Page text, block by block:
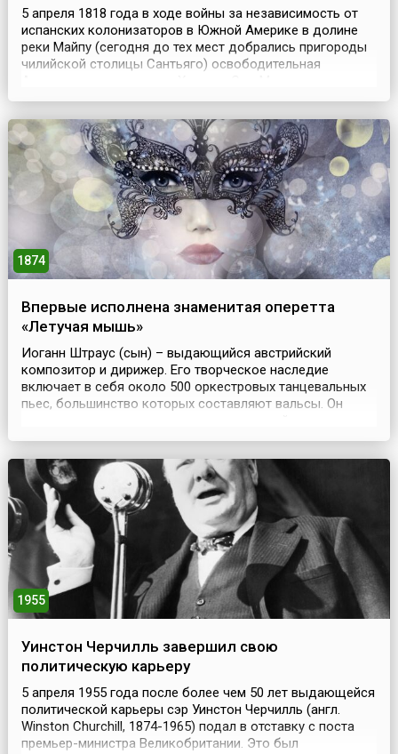
5 апреля 1818 года в ходе войны за независимость от
испанских колонизаторов в Южной Америке в долине
реки Майпу (сегодня до тех мест добрались пригороды
чилийской столицы Сантьяго) освободительная
разгромила испанцев во главе с генералом Мариано
последняя крупная битва в войне за независимость
Чили. ...
1874
Впервые исполнена знаменитая оперетта
«Летучая мышь»
Иоганн Штраус (сын) – выдающийся австрийский
композитор и дирижер. Его творческое наследие
включает в себя около 500 оркестровых танцевальных
пьес, большинство которых составляют вальсы. Он
«Рыцарь Пазман» и балета «Золушка».Штраус-сын
классического венского вальса, но также он получил
известность ...
1955
Уинстон Черчилль завершил свою
политическую карьеру
5 апреля 1955 года после более чем 50 лет выдающейся
политической карьеры сэр Уинстон Черчилль (англ.
Winston Churchill, 1874-1965) подал в отставку с поста
премьер-министра Великобритании. Это был